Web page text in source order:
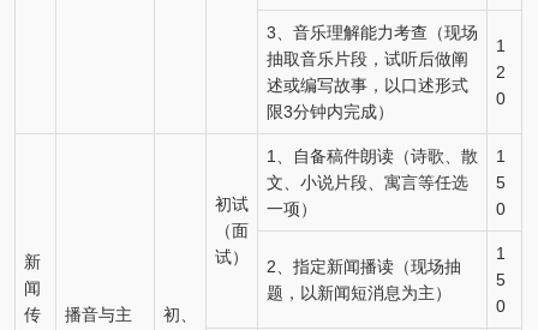
3、音乐理解能力考查（现场
抽取音乐片段，试听后做阐
述或编写故事，以口述形式
限3分钟内完成）
1
2
0
新
闻
传
播音与主
初、
初试
（面
试）
1、自备稿件朗读（诗歌、散
文、小说片段、寓言等任选
一项）
1
5
0
2、指定新闻播读（现场抽
题，以新闻短消息为主）
1
5
0